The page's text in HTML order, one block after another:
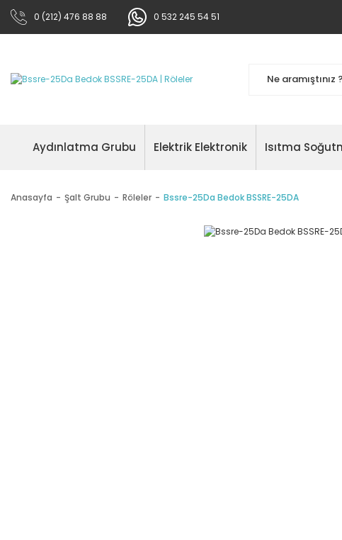
0 (212) 476 88 88 0 532 245 54 51
Aydınlatma Grubu Elektrik Elektronik Isıtma
Anasayfa Şalt Grubu Röleler Bssre-25Da Bedok BSSRE-25DA